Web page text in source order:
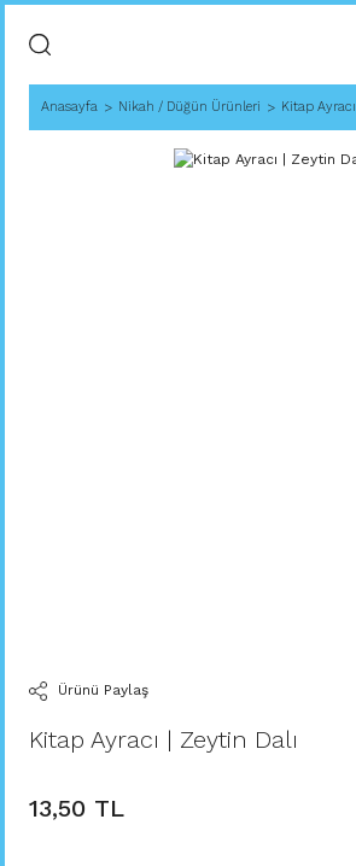
Anasayfa Nikah / Düğün Ürünleri Kitap Ayracı
Ürünü Paylaş
Kitap Ayracı | Zeytin Dalı
13,50 TL